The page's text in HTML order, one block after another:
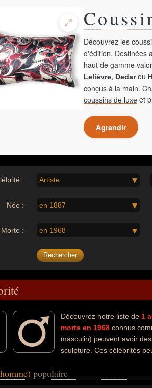
Découvrez les
d'édition. Destinées
haut de gamme
Lelièvre, Dedarou
conçus à la main.
coussins de luxe et
Agrandir
: Artiste
Née : en 1887
Morte : en 1968
Découvrez notre liste de 1
morts en 1968 connus
masculin) peuvent avoir
sculpture. Ces célébrités
populaire